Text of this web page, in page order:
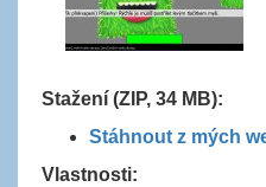
Stažení (ZIP, 34 MB):
Stáhnout z mých
Vlastnosti: